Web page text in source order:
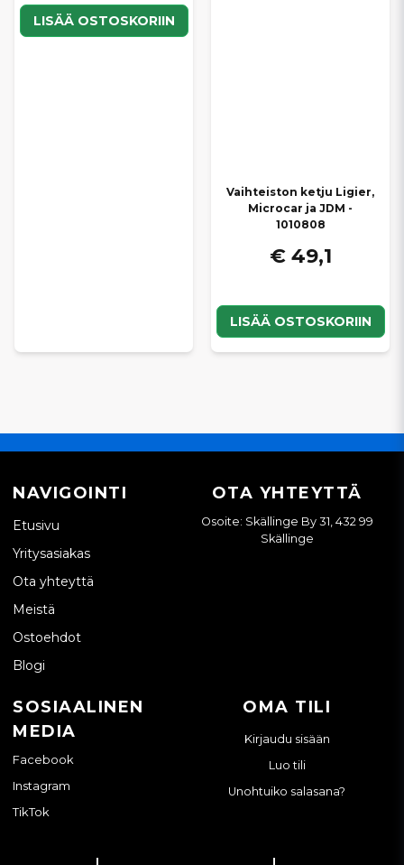
LISÄÄ OSTOSKORIIN
Vaihteiston ketju Ligier,
Microcar ja JDM -
1010808
€ 49,1
LISÄÄ OSTOSKORIIN
NAVIGOINTI
Etusivu
Yritysasiakas
Ota yhteyttä
Meistä
Ostoehdot
Blogi
OTA YHTEYTTÄ
Osoite: Skällinge By 31, 432 99
Skällinge
SOSIAALINEN
MEDIA
Facebook
Instagram
TikTok
OMA TILI
Kirjaudu sisään
Luo tili
Unohtuiko salasana?